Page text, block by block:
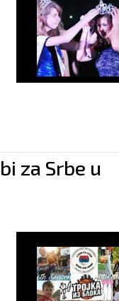
za Srbe u